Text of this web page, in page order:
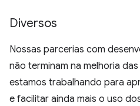
Diversos
Nossas parcerias com
não terminam na melhoria
estamos trabalhando para
e facilitar ainda mais o uso